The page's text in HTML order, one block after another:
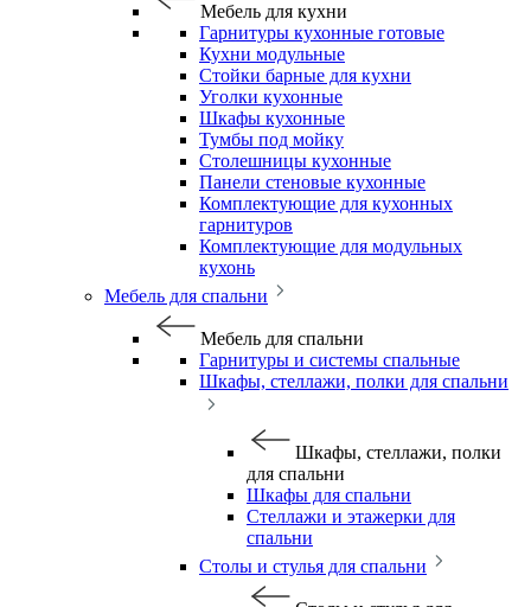
Мебель для кухни
Гарнитуры кухонные готовые
Кухни модульные
Стойки барные для кухни
Уголки кухонные
Шкафы кухонные
Тумбы под мойку
Столешницы кухонные
Панели стеновые кухонные
Комплектующие для кухонных
гарнитуров
Комплектующие для модульных
кухонь
Мебель для спальни
Мебель для спальни
Гарнитуры и системы спальные
Шкафы, стеллажи, полки для спальни
Шкафы, стеллажи, полки
для спальни
Шкафы для спальни
Стеллажи и этажерки для
спальни
Столы и стулья для спальни